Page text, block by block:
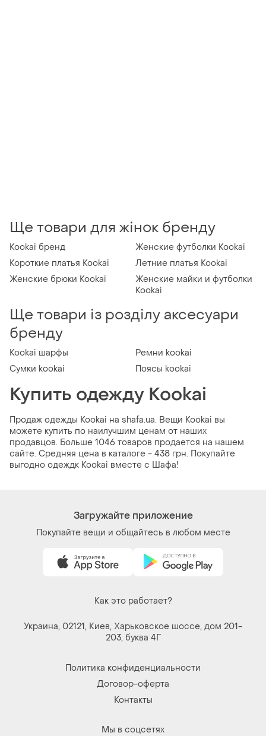
Ще товари для жінок бренду
Kookai бренд
Женские футболки Kookai
Короткие платья Kookai
Летние платья Kookai
Женские брюки Kookai
Женские майки и футболки
Kookai
Ще товари із розділу аксесуари
бренду
Kookai шарфы
Ремни kookai
Сумки kookai
Поясы kookai
Купить одежду Kookai
Продаж одежды Kookai на shafa.ua. Вещи Kookai вы
можете купить по наилучшим ценам от наших
продавцов. Больше 1046 товаров продается на нашем
сайте. Средняя цена в каталоге - 438 грн. Покупайте
выгодно одеждк Kookai вместе с Шафа!
Загружайте приложение
Покупайте вещи и общайтесь в любом месте
Как это работает?
Украина, 02121, Киев, Харьковское шоссе, дом 201-
203, буква 4Г
Политика конфиденциальности
Договор-оферта
Контакты
Мы в соцсетях